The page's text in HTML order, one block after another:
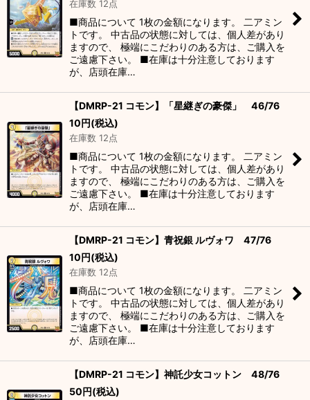
在庫数 12点
■商品について 1枚の金額になります。 二アミン
トです。 中古品の状態に対しては、個人差があり
ますので、 極端にこだわりのある方は、ご購入を
ご遠慮下さい。 ■在庫は十分注意しております
が、店頭在庫…
【DMRP-21 コモン】「星継ぎの豪傑」 46/76
10円(税込)
在庫数 12点
■商品について 1枚の金額になります。 二アミン
トです。 中古品の状態に対しては、個人差があり
ますので、 極端にこだわりのある方は、ご購入を
ご遠慮下さい。 ■在庫は十分注意しております
が、店頭在庫…
【DMRP-21 コモン】青祝銀 ルヴォワ 47/76
10円(税込)
在庫数 12点
■商品について 1枚の金額になります。 二アミン
トです。 中古品の状態に対しては、個人差があり
ますので、 極端にこだわりのある方は、ご購入を
ご遠慮下さい。 ■在庫は十分注意しております
が、店頭在庫…
【DMRP-21 コモン】神託少女コットン 48/76
50円(税込)